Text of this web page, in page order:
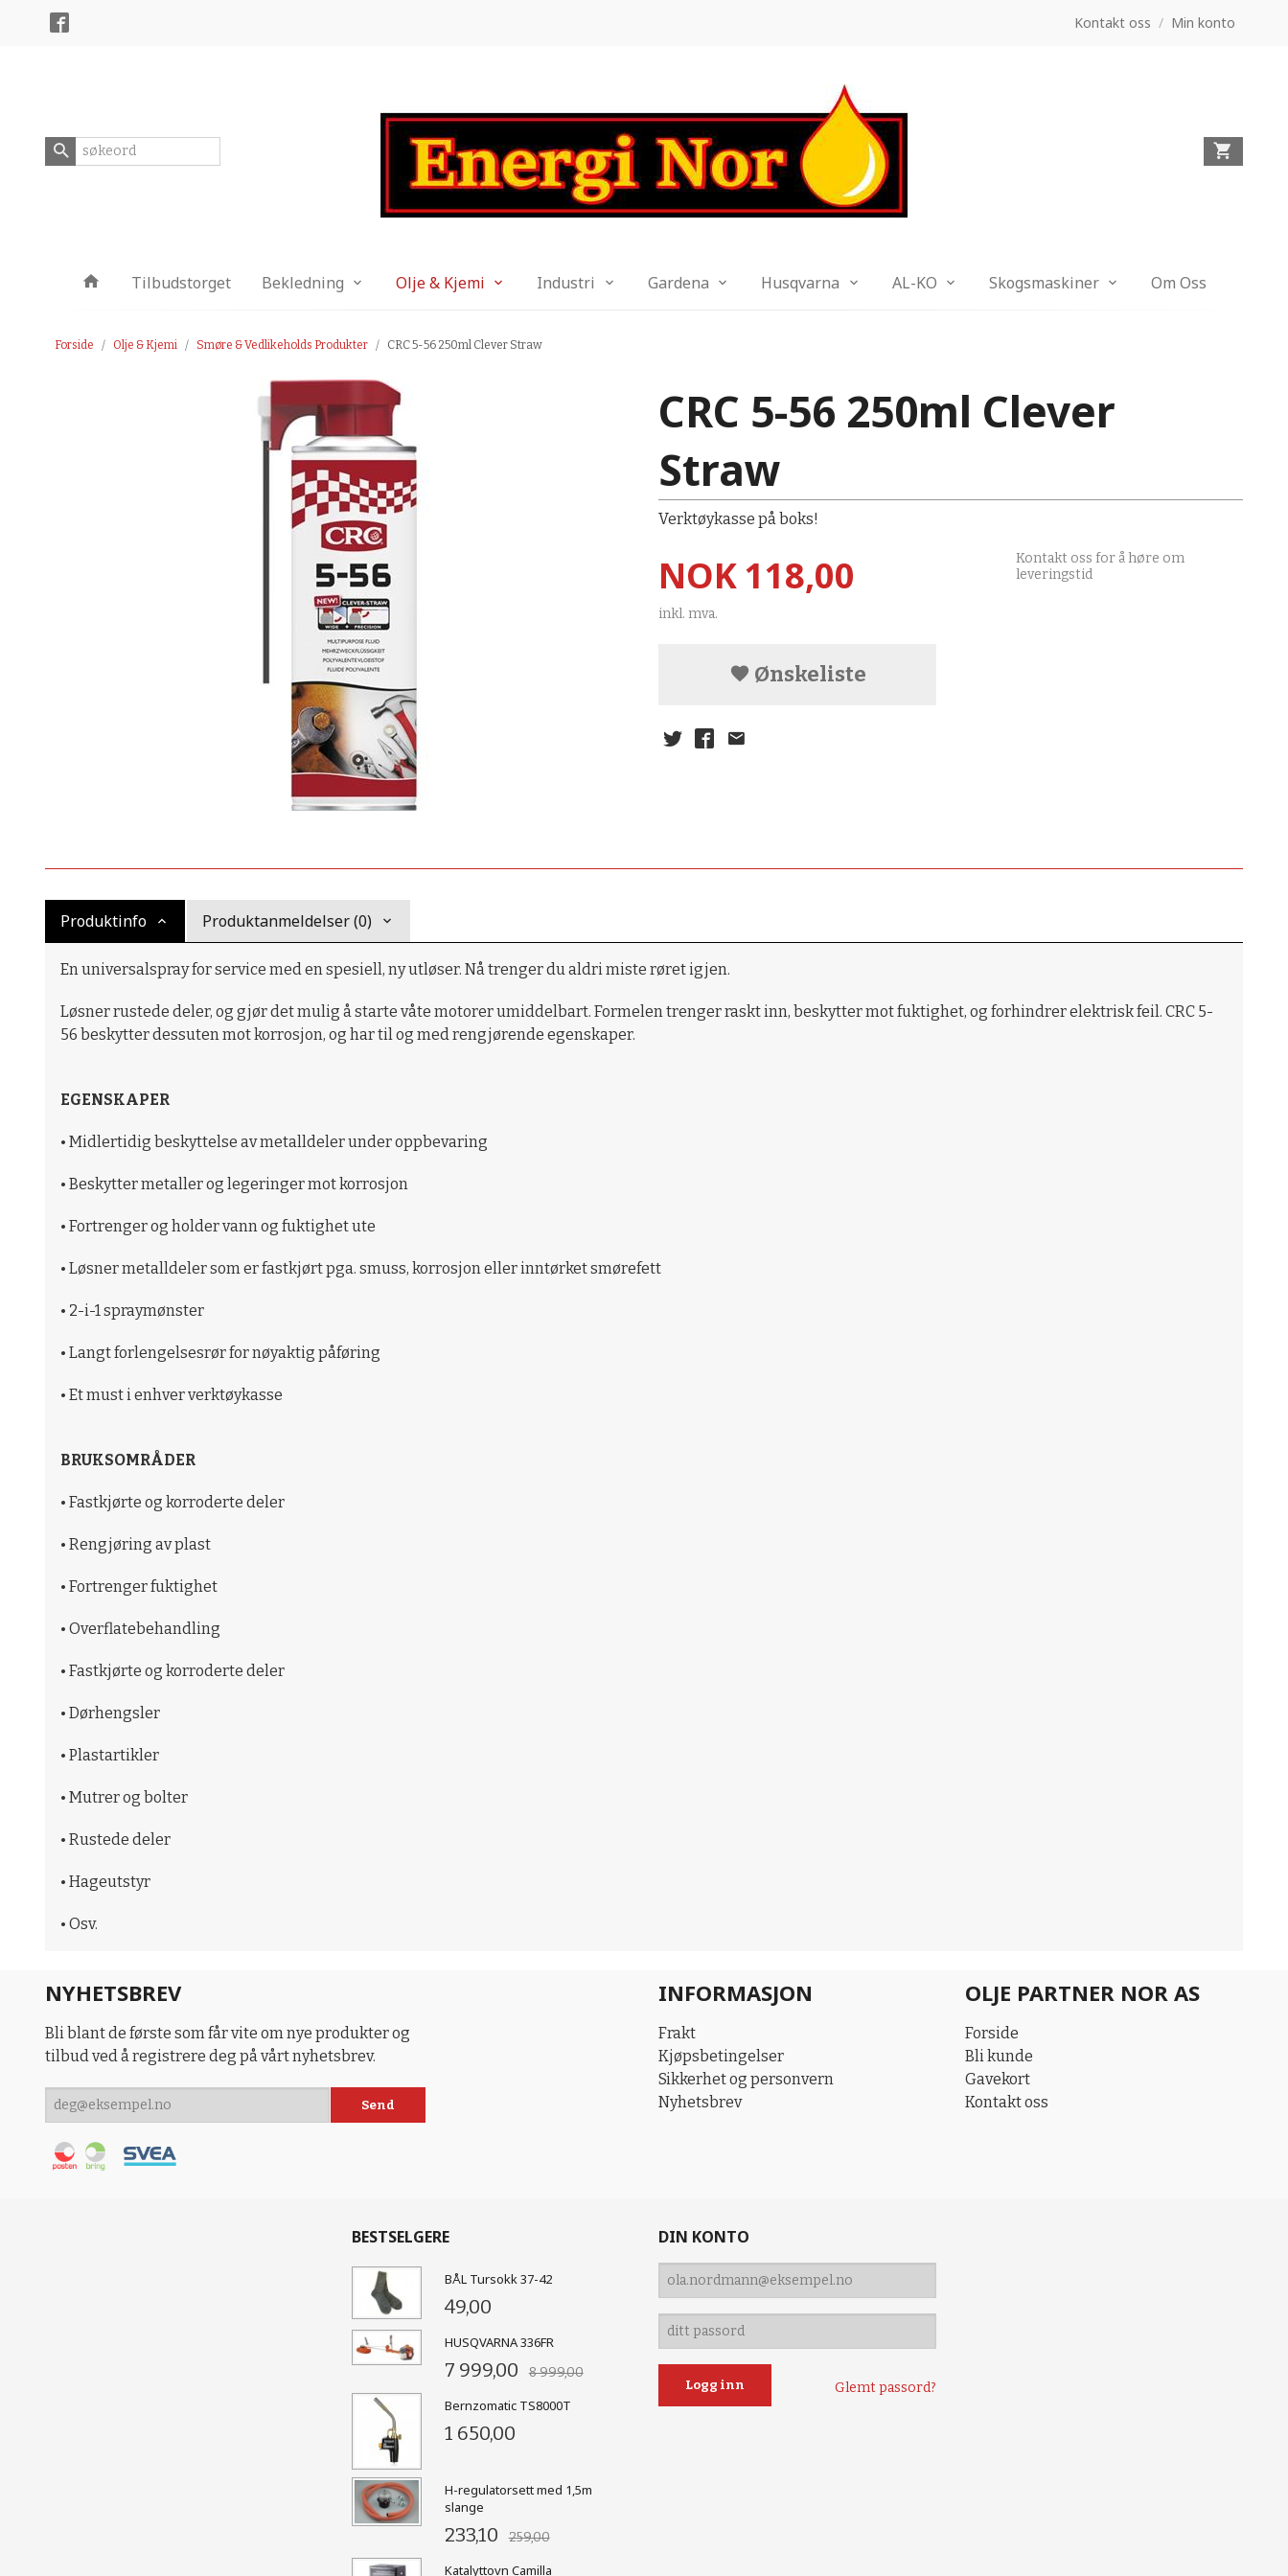
Kontakt oss / Min konto
ProdukterTilbudstorget Bekledning Olje & Kjemi Industri Gardena Husqvarna AL-KO Skogsmaskiner Om Oss
Forside Olje & Kjemi Smøre & Vedlikeholds Produkter CRC 5-56 250ml Clever Straw
CRC 5-56 250ml Clever
Straw
Verktøykasse på boks!
Pris
NOK118,00
inkl. mva.
Kontakt oss for å høre om
leveringstid
Ønskeliste
Produktinfo Produktanmeldelser (0)
En universalspray for service med en spesiell, ny utløser. Nå trenger du aldri miste røret igjen.
Løsner rustede deler, og gjør det mulig å starte våte motorer umiddelbart. Formelen trenger raskt inn, beskytter mot fuktighet, og forhindrer elektrisk feil. CRC 5-
56 beskytter dessuten mot korrosjon, og har til og med rengjørende egenskaper.
EGENSKAPER
• Midlertidig beskyttelse av metalldeler under oppbevaring
• Beskytter metaller og legeringer mot korrosjon
• Fortrenger og holder vann og fuktighet ute
• Løsner metalldeler som er fastkjørt pga. smuss, korrosjon eller inntørket smørefett
• 2-i-1 spraymønster
• Langt forlengelsesrør for nøyaktig påføring
• Et must i enhver verktøykasse
BRUKSOMRÅDER
• Fastkjørte og korroderte deler
• Rengjøring av plast
• Fortrenger fuktighet
• Overflatebehandling
• Fastkjørte og korroderte deler
• Dørhengsler
• Plastartikler
• Mutrer og bolter
• Rustede deler
• Hageutstyr
• Osv.
NYHETSBREV
Bli blant de første som får vite om nye produkter og
tilbud ved å registrere deg på vårt nyhetsbrev.
INFORMASJON
Frakt
Kjøpsbetingelser
Sikkerhet og personvern
Nyhetsbrev
OLJE PARTNER NOR AS
Forside
Bli kunde
Gavekort
Kontakt oss
BESTSELGERE
BÅL Tursokk 37-42
49,00
HUSQVARNA 336FR
7 999,00 8 999,00
Bernzomatic TS8000T
1 650,00
H-regulatorsett med 1,5m
slange
233,10 259,00
Katalyttovn Camilla
DIN KONTO
Glemt passord?